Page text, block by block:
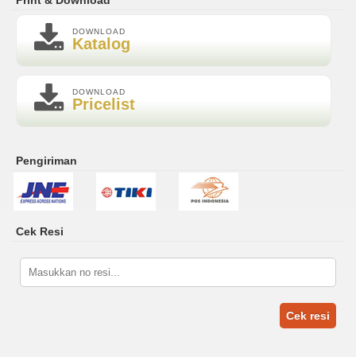
DOWNLOAD
Katalog
DOWNLOAD
Pricelist
Pengiriman
Cek Resi
Cek resi